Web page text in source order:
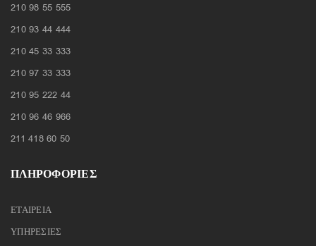
210 98 55 555
210 93 44 444
210 45 33 333
210 97 33 333
210 95 222 44
210 96 46 966
211 418 60 50
ΠΛΗΡΟΦΟΡΙΕΣ
ΕΤΑΙΡΕΙΑ
ΥΠΗΡΕΣΙΕΣ